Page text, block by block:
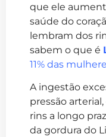
que ele
saúde do
lembram dos
sabem o que é
11% das
A ingestão
pressão
rins a longo
da gordura do